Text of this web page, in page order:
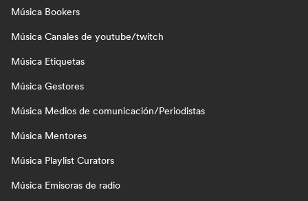
Música Bookers
Música Canales de youtube/twitch
Música Etiquetas
Música Gestores
Música Medios de comunicación/Periodistas
Música Mentores
Música Playlist Curators
Música Emisoras de radio